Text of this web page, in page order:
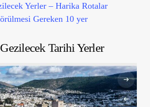
Yerler – Harika Rotalar
Gereken 10 yer
Tarihi Yerler